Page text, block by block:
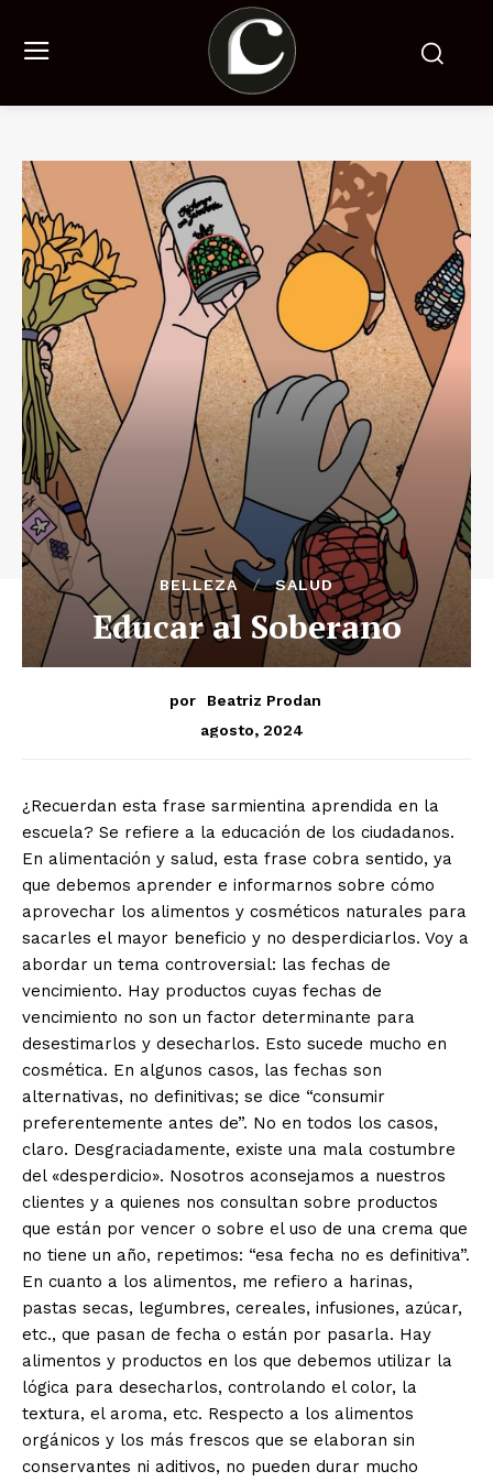
BELLEZA SALUD
Educar al Soberano
por
Beatriz Prodan
agosto, 2024
¿Recuerdan esta frase sarmientina aprendida en la
escuela? Se refiere a la educación de los ciudadanos.
En alimentación y salud, esta frase cobra sentido, ya
que debemos aprender e informarnos sobre cómo
aprovechar los alimentos y cosméticos naturales para
sacarles el mayor beneficio y no desperdiciarlos. Voy a
abordar un tema controversial: las fechas de
vencimiento. Hay productos cuyas fechas de
vencimiento no son un factor determinante para
desestimarlos y desecharlos. Esto sucede mucho en
cosmética. En algunos casos, las fechas son
alternativas, no definitivas; se dice “consumir
preferentemente antes de”. No en todos los casos,
claro. Desgraciadamente, existe una mala costumbre
del «desperdicio». Nosotros aconsejamos a nuestros
clientes y a quienes nos consultan sobre productos
que están por vencer o sobre el uso de una crema que
no tiene un año, repetimos: “esa fecha no es definitiva”.
En cuanto a los alimentos, me refiero a harinas,
pastas secas, legumbres, cereales, infusiones, azúcar,
etc., que pasan de fecha o están por pasarla. Hay
alimentos y productos en los que debemos utilizar la
lógica para desecharlos, controlando el color, la
textura, el aroma, etc. Respecto a los alimentos
orgánicos y los más frescos que se elaboran sin
conservantes ni aditivos, no pueden durar mucho